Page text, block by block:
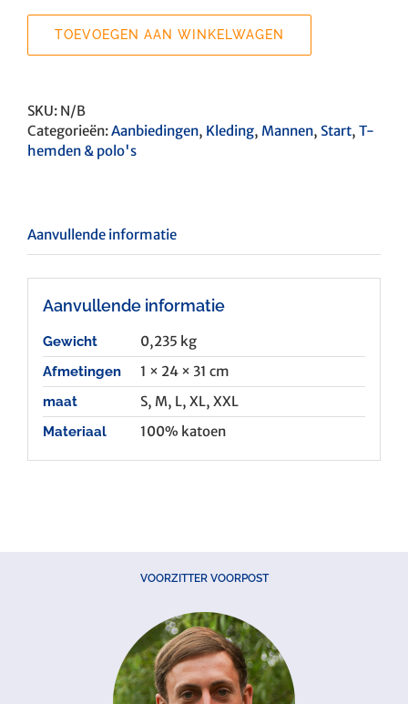
aantal
TOEVOEGEN AAN WINKELWAGEN
SKU: N/B
Categorieën:Aanbiedingen, Kleding, Mannen, Start, T-
hemden & polo's
Aanvullende informatie
Aanvullende informatie
Gewicht 0,235 kg
Afmetingen 1 × 24 × 31 cm
maat S, M, L, XL, XXL
Materiaal 100% katoen
VOORZITTER VOORPOST